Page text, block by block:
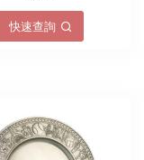
快速查詢